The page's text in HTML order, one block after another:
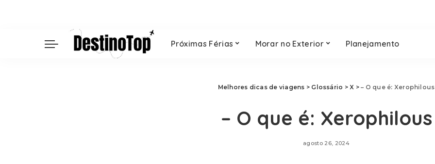
Próximas Férias Morar no Exterior Planejamento
Melhores dicas de viagens > Glossário >X >– O que é: Xerophilous
– O que é: Xerophilous
agosto 26, 2024